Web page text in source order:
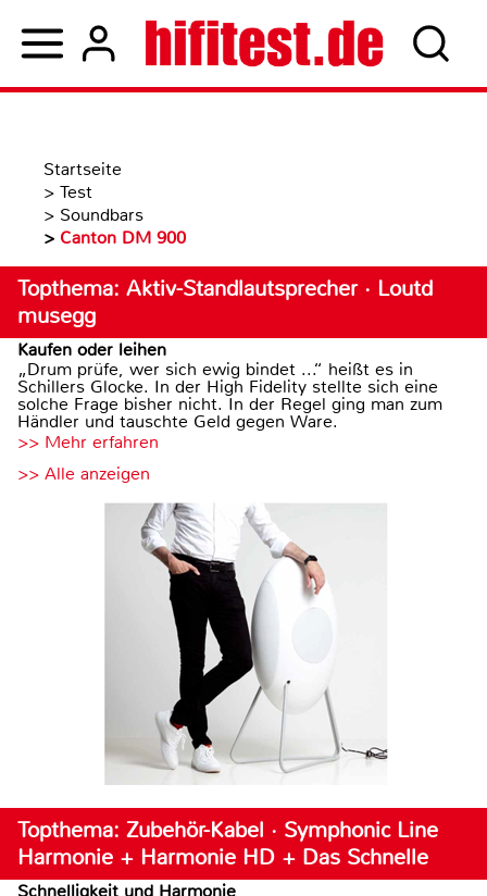
Startseite
> Test
> Soundbars
> Canton DM 900
Topthema: Aktiv-Standlautsprecher · Loutd
musegg
Kaufen oder leihen
„Drum prüfe, wer sich ewig bindet ...“ heißt es in
Schillers Glocke. In der High Fidelity stellte sich eine
solche Frage bisher nicht. In der Regel ging man zum
Händler und tauschte Geld gegen Ware.
>> Mehr erfahren
>> Alle anzeigen
Topthema: Zubehör-Kabel · Symphonic Line
Harmonie + Harmonie HD + Das Schnelle
Schnelligkeit und Harmonie